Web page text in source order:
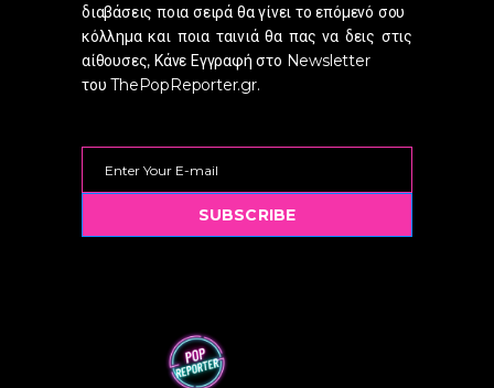
διαβάσεις ποια σειρά θα γίνει το επόμενό σου
κόλλημα και ποια ταινιά θα πας να δεις στις
αίθουσες, Κάνε Εγγραφή στο Newsletter
του ThePopReporter.gr.
SUBSCRIBE